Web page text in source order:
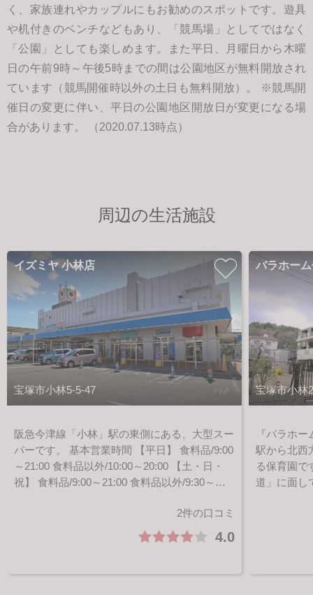
く、家族連れやカップルにもお勧めのスポットです。遊具
や机付きのベンチなどもあり、「競馬場」としてではなく
「公園」としても楽しめます。また平日、月曜日から木曜
日の午前9時～午後5時までの間は公園地区が無料開放され
ています（競馬開催時以外の土日も無料開放）。 ※競馬開
催日の変更に伴い、平日の公園地区開放日が変更になる場
合があります。 （2020.07.13時点）
周辺の生活施設
イズミヤ 小林店
宝塚市小林5-5-47
阪急今津線「小林」駅の東側にある、大型スー
パーです。 基本営業時間 【平日】 食料品/9:00
～21:00 食料品以外/10:00～20:00 【土・日・
祝】 食料品/9:00～21:00 食料品以外/9:30～
2件の口コミ
4.0
バラホー
宝塚市小林
『バラホ
駅から北西
る保育園で
道」に面し